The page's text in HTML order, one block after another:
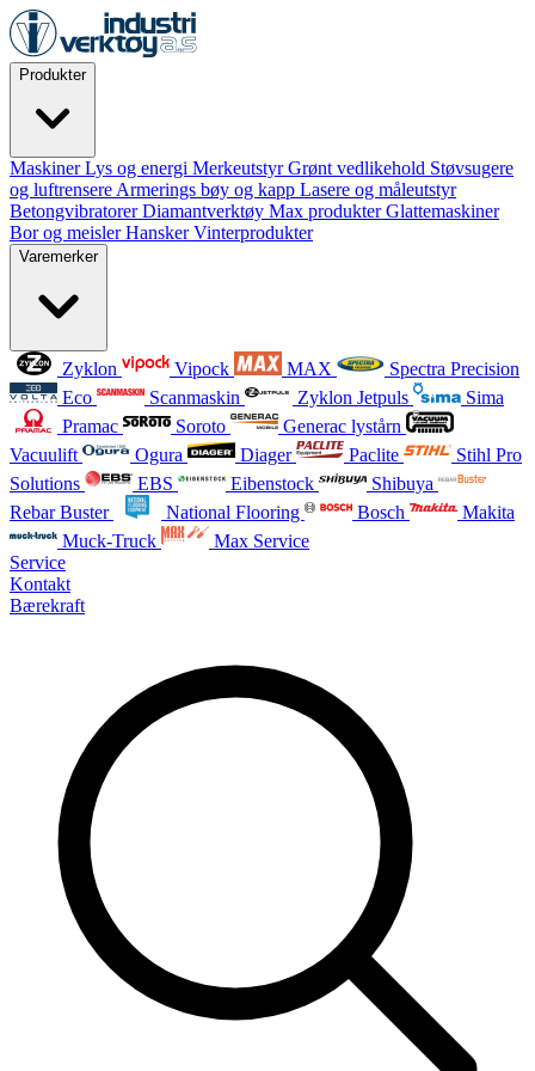
Produkter
MaskinerLys og energi MerkeutstyrGrønt vedlikehold Støvsugere
og luftrensere Armerings bøy og kapp Lasere og måleutstyr
BetongvibratorerDiamantverktøy Max produkterGlattemaskiner
Bor og meislerHanskerVinterprodukter
Varemerker
Zyklon Vipock MAX
Spectra Precision
Eco
Scanmaskin Zyklon Jetpuls
Sima
Pramac
Soroto
Generac lystårn
Vacuulift
Ogura Diager Paclite
Stihl Pro
Solutions
EBS Eibenstock
Shibuya
Rebar Buster
National Flooring Bosch
Makita
Muck-Truck
Max Service
Service
Kontakt
Bærekraft